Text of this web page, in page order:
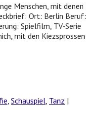
Menschen, mit denen
Ort: Berlin Beruf:
Spielfilm, TV-Serie
mit den Kiezsprossen
, Schauspiel, Tanz |